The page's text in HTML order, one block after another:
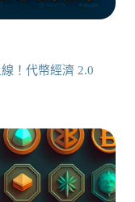
！代幣經濟 2.0